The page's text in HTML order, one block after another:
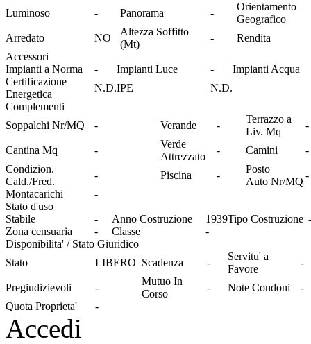
Luminoso - Panorama -
Orientamento
Geografico
Arredato
NO
Altezza Soffitto
(Mt)
-
Rendita
Accessori
Impianti a Norma
- Impianti Luce -
Impianti Acqua
Certificazione
Energetica
N.D.IPE
N.D.
Complementi
Soppalchi Nr/MQ
- Verande -
Terrazzo a
Liv. Mq
-
Cantina Mq -
Verde
Attrezzato
- Camini
-
Condizion.
Cald./Fred.
- Piscina -
Posto
Auto Nr/MQ
-
Montacarichi
-
Stato d'uso
Stabile
- Anno Costruzione 1939Tipo Costruzione -
Zona censuaria
- Classe
-
Disponibilita' / Stato Giuridico
Stato
LIBERO Scadenza -
Servitu' a
Favore
-
Pregiudizievoli -
Mutuo In
Corso
- Note Condoni
-
Quota Proprieta'
-
Accedi